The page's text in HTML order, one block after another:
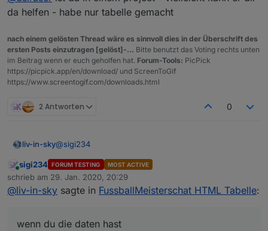
Spielstande
hier die spielstände
da helfen - habe nur tabelle gemacht
nach einem gelösten Thread wäre es sinnvoll dies in der Überschrift des
ersten Posts einzutragen [gelöst]-... Bitte benutzt das Voting rechts unten
im Beitrag wenn er euch geholfen hat. Forum-Tools: PicPick
https://picpick.app/en/download/ und ScreenToGif
https://www.screentogif.com/downloads.html
2 Antworten 0
liv-in-sky@sigi234
wenn du die daten hast
@dslraserist da in einem project - vielleicht kann er
Online
sigi234 FORUM TESTING MOST ACTIVE
schrieb am 29. Jan. 2020, 20:29
zuletzt editiert von
@liv-in-sky sagte in FussballMeisterschat HTML Tabelle:
wenn du die daten hast